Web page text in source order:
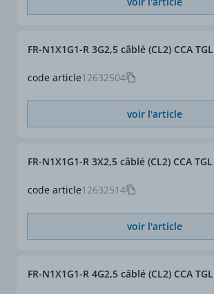
code article12632504
FR-N1X1G1-R 3G2,5 câblé (CL2) CCA TGL
voir l'article
code article12632514
FR-N1X1G1-R 3X2,5 câblé (CL2) CCA TGL
voir l'article
FR-N1X1G1-R 4G2,5 câblé (CL2) CCA TGL